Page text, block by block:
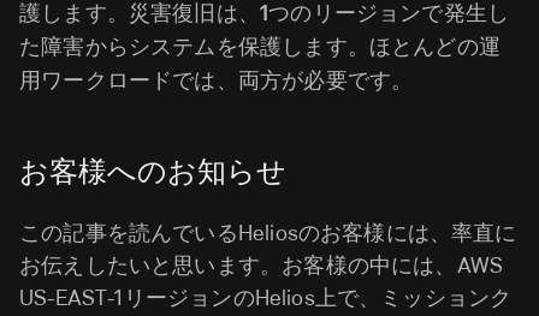
護します。災害復旧は、1つのリージョンで発生し
た障害からシステムを保護します。ほとんどの運
用ワークロードでは、両方が必要です。
お客様へのお知らせ
この記事を読んでいるHeliosのお客様には、率直に
お伝えしたいと思います。お客様の中には、AWS
US-EAST-1リージョンのHelios上で、ミッションク